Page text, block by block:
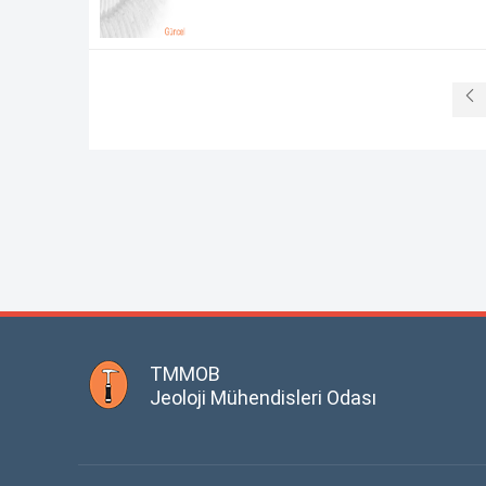
TMMOB
Jeoloji Mühendisleri Odası